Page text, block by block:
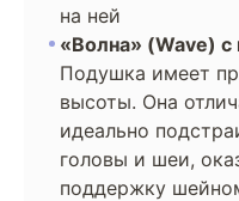
на ней
«Волна» (Wave)
Подушка имеет
высоты. Она
идеально
головы и шеи,
поддержку